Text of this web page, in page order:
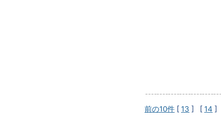
前の10件 [ 13 ] [ 14 ]